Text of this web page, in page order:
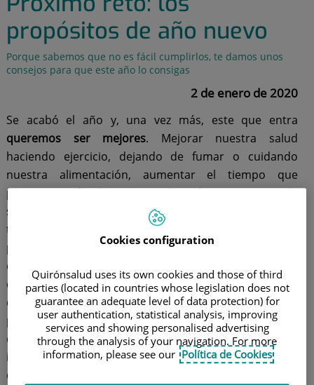
propósitos de año nuevo
Porque sabemos que no es fácil cumplirlos, te damos unos
consejos para que este año lo consigas
2 de enero de 2020
Se acabó el año y, una vez más, este que entra
queremos ser mejores. Mejorar nuestra salud
haciendo ejercicio, dejando de fumar o cuidando
nuestra alimentación, aumentar el tiempo que
pasamos en familia para que las relaciones sean más
satisfactorias, realizar ese viaje con el que llevamos
tiempo soñando, recuperar esa amistad que dejamos
perder tontamente… Los propósitos que nos hacemos
cada vez que empieza un año nuevo son tan diversos
como lo somos las personas que los formulamos. Y
deseamos que se cumplan con todas nuestras fuerzas,
pero sabemos queno siempre es fácil, aunque lo
cogemos con ganas una vez más. Por eso es
importante que contemos con algunaherramienta
que nos ayude
Cookies configuration
Quirónsalud uses its own cookies and those of third
parties (located in countries whose legislation does not
guarantee an adequate level of data protection) for
user authentication, statistical analysis, improving
services and showing personalised advertising
through the analysis of your navigation. For more
information, please see our Política de Cookies